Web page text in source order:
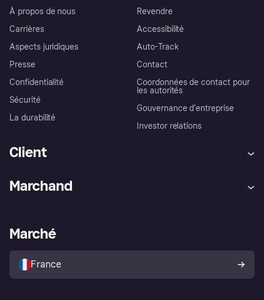
À propos de nous
Carrières
Aspects juridiques
Presse
Confidentialité
Sécurité
La durabilité
Revendre
Accessibilité
Auto-Track
Contact
Coordonnées de contact pour
les autorités
Gouvernance d’entreprise
Investor relations
Client
Explorez les magasins
Politique de protection de
l’acheteur Klarna
Marchand
Portail Marchand
Marché
France